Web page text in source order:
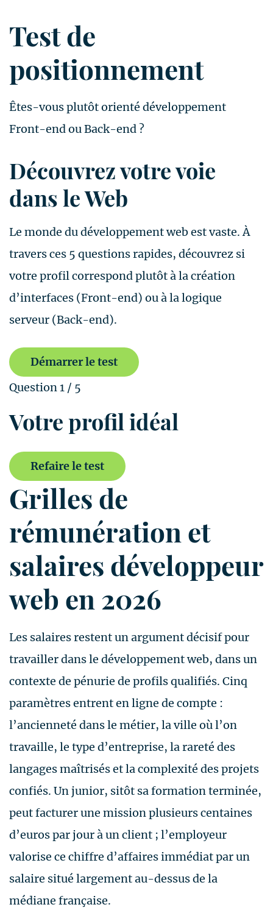
Test de
positionnement
Êtes-vous plutôt orienté développement
Front-end ou Back-end ?
Découvrez votre voie
dans le Web
Le monde du développement web est vaste. À
travers ces 5 questions rapides, découvrez si
votre profil correspond plutôt à la création
d’interfaces (Front-end) ou à la logique
serveur (Back-end).
Démarrer le test
Question 1 / 5
Votre profil idéal
Refaire le test
Grilles de
rémunération et
salaires développeur
web en 2026
Les salaires restent un argument décisif pour
travailler dans le développement web, dans un
contexte de pénurie de profils qualifiés. Cinq
paramètres entrent en ligne de compte :
l’ancienneté dans le métier, la ville où l’on
travaille, le type d’entreprise, la rareté des
langages maîtrisés et la complexité des projets
confiés. Un junior, sitôt sa formation terminée,
peut facturer une mission plusieurs centaines
d’euros par jour à un client ; l’employeur
valorise ce chiffre d’affaires immédiat par un
salaire situé largement au-dessus de la
médiane française.